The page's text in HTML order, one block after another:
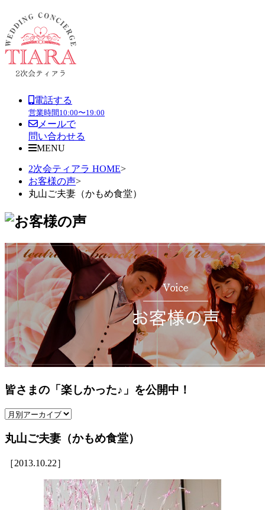
電話する
営業時間 10:00〜19:00
メールで
問い合わせる
MENU
2次会ティアラ HOME>
お客様の声>
丸山ご夫妻（かもめ食堂）
皆さまの 「楽しかった♪」 を公開中！
丸山ご夫妻（かもめ食堂）
［2013.10.22］